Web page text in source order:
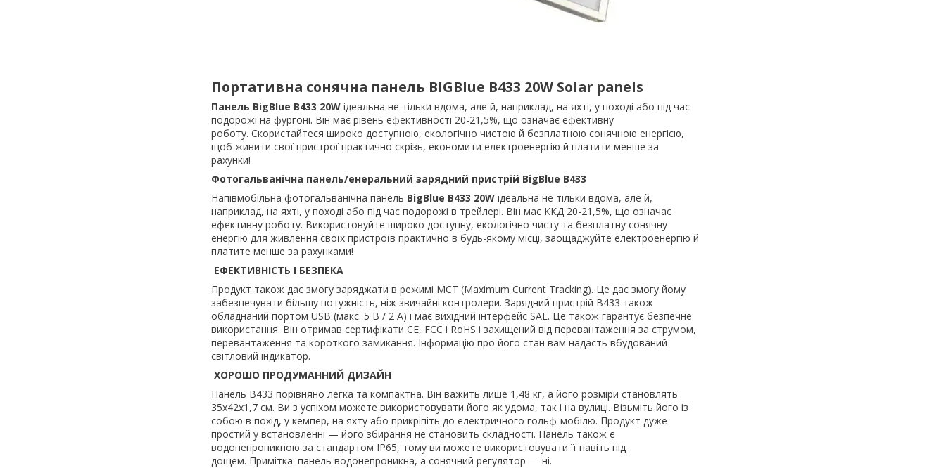
Портативна сонячна панель BIGBlue B433 20W Solar panels
Панель BigBlue B433 20W ідеальна не тільки вдома, але й, наприклад, на яхті, у поході або під час
подорожі на фургоні. Він має рівень ефективності 20-21,5%, що означає ефективну
роботу. Скористайтеся широко доступною, екологічно чистою й безплатною сонячною енергією,
щоб живити свої пристрої практично скрізь, економити електроенергію й платити менше за
рахунки!
Фотогальванічна панель/енеральний зарядний пристрій BigBlue B433
Напівмобільна фотогальванічна панель BigBlue B433 20W ідеальна не тільки вдома, але й,
наприклад, на яхті, у поході або під час подорожі в трейлері. Він має ККД 20-21,5%, що означає
ефективну роботу. Використовуйте широко доступну, екологічно чисту та безплатну сонячну
енергію для живлення своїх пристроїв практично в будь-якому місці, заощаджуйте електроенергію й
платите менше за рахунками!
ЕФЕКТИВНІСТЬ І БЕЗПЕКА
Продукт також дає змогу заряджати в режимі MCT (Maximum Current Tracking). Це дає змогу йому
забезпечувати більшу потужність, ніж звичайні контролери. Зарядний пристрій B433 також
обладнаний портом USB (макс. 5 В / 2 А) і має вихідний інтерфейс SAE. Це також гарантує безпечне
використання. Він отримав сертифікати CE, FCC і RoHS і захищений від перевантаження за струмом,
перевантаження та короткого замикання. Інформацію про його стан вам надасть вбудований
світловий індикатор.
ХОРОШО ПРОДУМАННИЙ ДИЗАЙН
Панель B433 порівняно легка та компактна. Він важить лише 1,48 кг, а його розміри становлять
35x42x1,7 см. Ви з успіхом можете використовувати його як удома, так і на вулиці. Візьміть його із
собою в похід, у кемпер, на яхту або прикріпіть до електричного гольф-мобілю. Продукт дуже
простий у встановленні — його збирання не становить складності. Панель також є
водонепроникною за стандартом IP65, тому ви можете використовувати її навіть під
дощем. Примітка: панель водонепроникна, а сонячний регулятор — ні.